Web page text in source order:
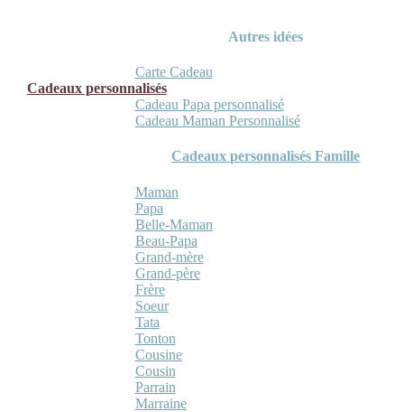
Autres idées
Carte Cadeau
Cadeaux personnalisés
Cadeau Papa personnalisé
Cadeau Maman Personnalisé
Cadeaux personnalisés Famille
Maman
Papa
Belle-Maman
Beau-Papa
Grand-mère
Grand-père
Frère
Soeur
Tata
Tonton
Cousine
Cousin
Parrain
Marraine